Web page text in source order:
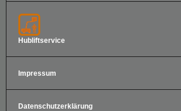
Hubliftservice
Impressum
Datenschutzerklärung